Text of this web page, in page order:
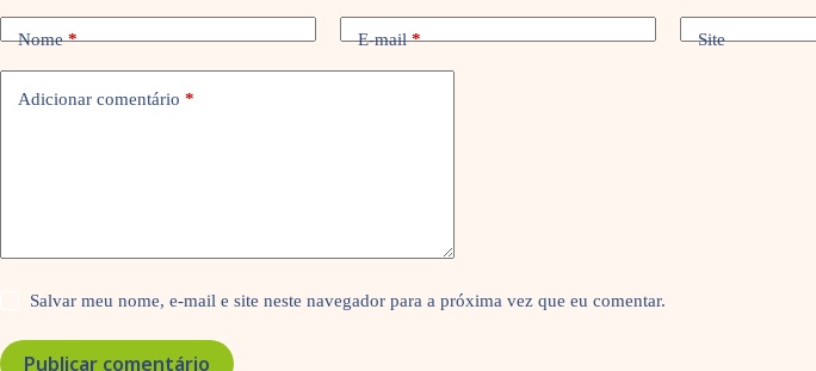
Nome* E-mail* Site
Adicionar comentário *
Salvar meu nome, e-mail e site neste navegador para a próxima vez que eu comentar.
Publicar comentário